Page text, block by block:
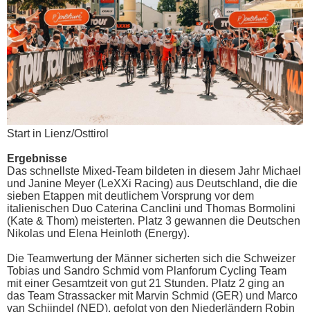
Start in Lienz/Osttirol
Ergebnisse
Das schnellste Mixed-Team bildeten in diesem Jahr Michael
und Janine Meyer (LeXXi Racing) aus Deutschland, die die
sieben Etappen mit deutlichem Vorsprung vor dem
italienischen Duo Caterina Canclini und Thomas Bormolini
(Kate & Thom) meisterten. Platz 3 gewannen die Deutschen
Nikolas und Elena Heinloth (Energy).
Die Teamwertung der Männer sicherten sich die Schweizer
Tobias und Sandro Schmid vom Planforum Cycling Team
mit einer Gesamtzeit von gut 21 Stunden. Platz 2 ging an
das Team Strassacker mit Marvin Schmid (GER) und Marco
van Schijndel (NED), gefolgt von den Niederländern Robin